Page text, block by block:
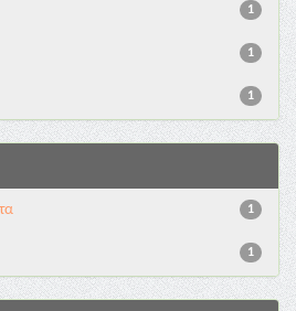
1
1
1
1
1